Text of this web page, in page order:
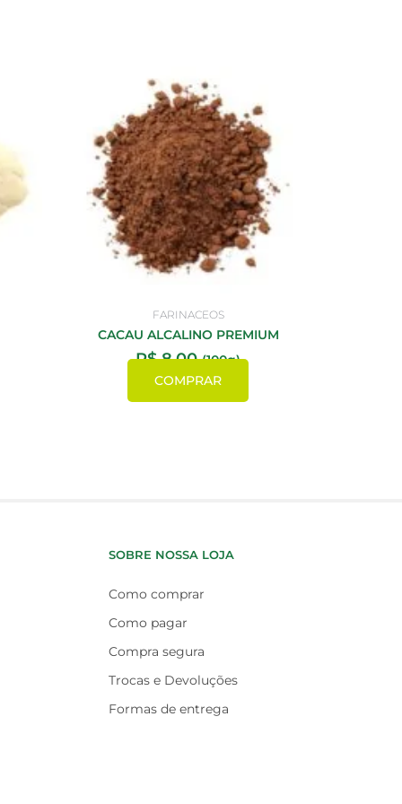
FARINACEOS
CACAU ALCALINO PREMIUM
R$8,00 (100g)
COMPRAR
SOBRE NOSSA LOJA
Como comprar
Como pagar
Compra segura
Trocas e Devoluções
Formas de entrega